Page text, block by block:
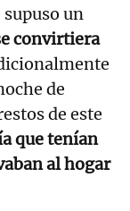
un
convirtiera
de
de este
que tenían
al hogar